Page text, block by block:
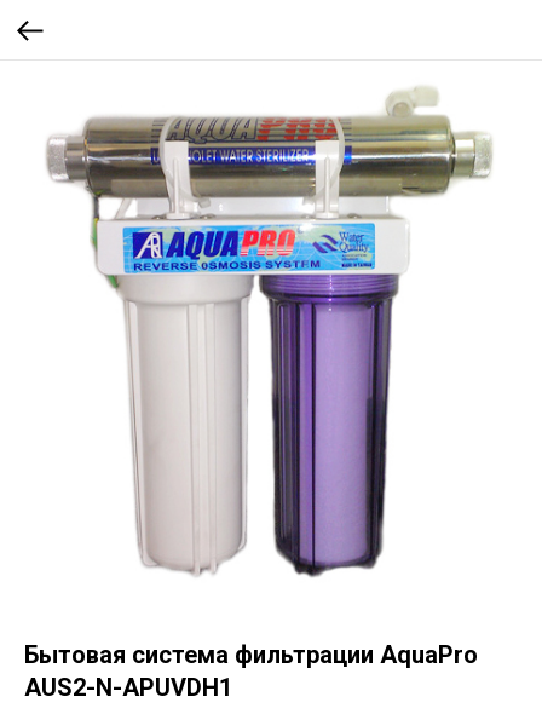
Бытовая система фильтрации AquaPro
AUS2-N-APUVDH1